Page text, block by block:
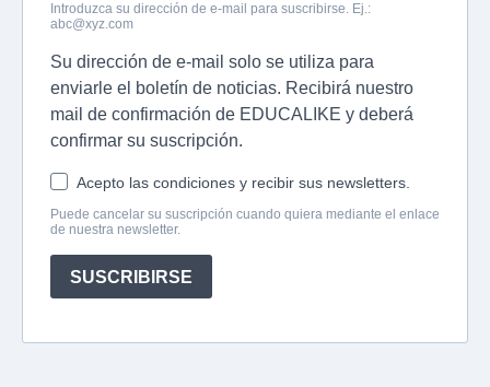
Introduzca su dirección de e-mail para suscribirse. Ej.:
abc@xyz.com
Su dirección de e-mail solo se utiliza para
enviarle el boletín de noticias. Recibirá nuestro
mail de confirmación de EDUCALIKE y deberá
confirmar su suscripción.
Acepto las condiciones y recibir sus newsletters.
Puede cancelar su suscripción cuando quiera mediante el enlace
de nuestra newsletter.
SUSCRIBIRSE